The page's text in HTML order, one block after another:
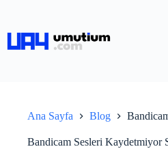
Ana Sayfa Blog
Bandicam Sesleri Kaydetmiyor